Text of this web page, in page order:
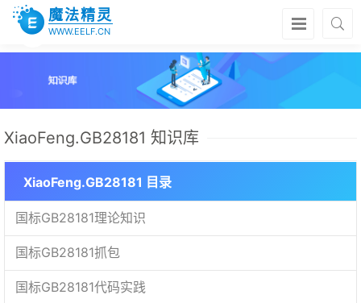
魔法精灵
WWW.EELF.CN
XiaoFeng.GB28181 知识库
XiaoFeng.GB28181 目录
国标GB28181理论知识
国标GB28181抓包
国标GB28181代码实践